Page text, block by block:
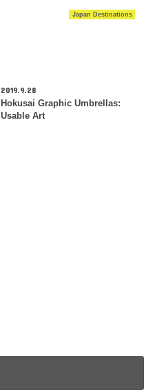
Japan Destinations
2019.9.28
Hokusai Graphic Umbrellas:
Usable Art